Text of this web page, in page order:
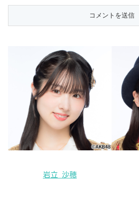
岩立 沙穂